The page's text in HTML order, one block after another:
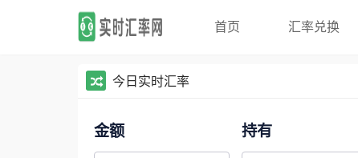
首页 汇率兑换
今日实时汇率
金额 持有